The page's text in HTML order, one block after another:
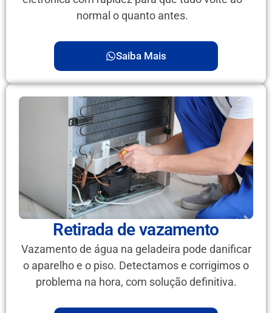
normal o quanto antes.
Saiba Mais
Retirada de vazamento
Vazamento de água na geladeira pode danificar
o aparelho e o piso. Detectamos e corrigimos o
problema na hora, com solução definitiva.